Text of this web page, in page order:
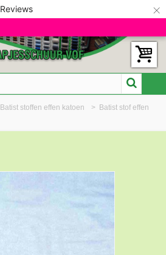
Reviews ×
Batist stoffen effen katoen > Batist stof effen